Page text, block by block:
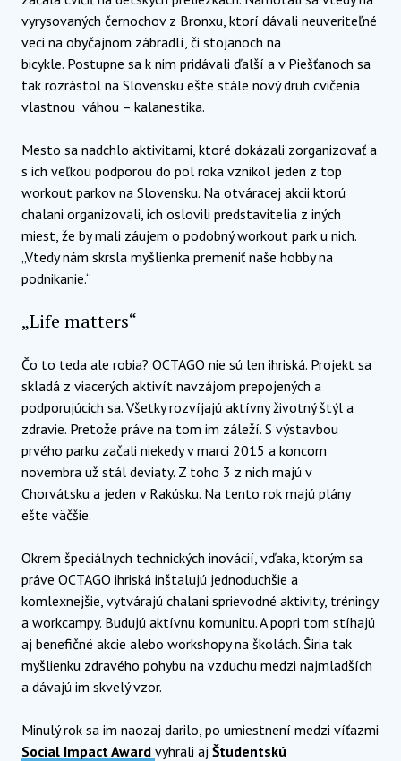
vyrysovaných černochov z Bronxu, ktorí dávali neuveriteľné
veci na obyčajnom zábradlí, či stojanoch na
bicykle. Postupne sa k nim pridávali ďalší a v Piešťanoch sa
tak rozrástol na Slovensku ešte stále nový druh cvičenia
vlastnou váhou – kalanestika.
Mesto sa nadchlo aktivitami, ktoré dokázali zorganizovať a
s ich veľkou podporou do pol roka vznikol jeden z top
workout parkov na Slovensku. Na otváracej akcii ktorú
chalani organizovali, ich oslovili predstavitelia z iných
miest, že by mali záujem o podobný workout park u nich.
„Vtedy nám skrsla myšlienka premeniť naše hobby na
podnikanie.“
„Life matters“
Čo to teda ale robia? OCTAGO nie sú len ihriská. Projekt sa
skladá z viacerých aktivít navzájom prepojených a
podporujúcich sa. Všetky rozvíjajú aktívny životný štýl a
zdravie. Pretože práve na tom im záleží. S výstavbou
prvého parku začali niekedy v marci 2015 a koncom
novembra už stál deviaty. Z toho 3 z nich majú v
Chorvátsku a jeden v Rakúsku. Na tento rok majú plány
ešte väčšie.
Okrem špeciálnych technických inovácií, vďaka, ktorým sa
práve OCTAGO ihriská inštalujú jednoduchšie a
komlexnejšie, vytvárajú chalani sprievodné aktivity, tréningy
a workcampy. Budujú aktívnu komunitu. A popri tom stíhajú
aj benefičné akcie alebo workshopy na školách. Širia tak
myšlienku zdravého pohybu na vzduchu medzi najmladších
a dávajú im skvelý vzor.
Minulý rok sa im naozaj darilo, po umiestnení medzi víťazmi
Social Impact Award vyhrali aj Študentskú